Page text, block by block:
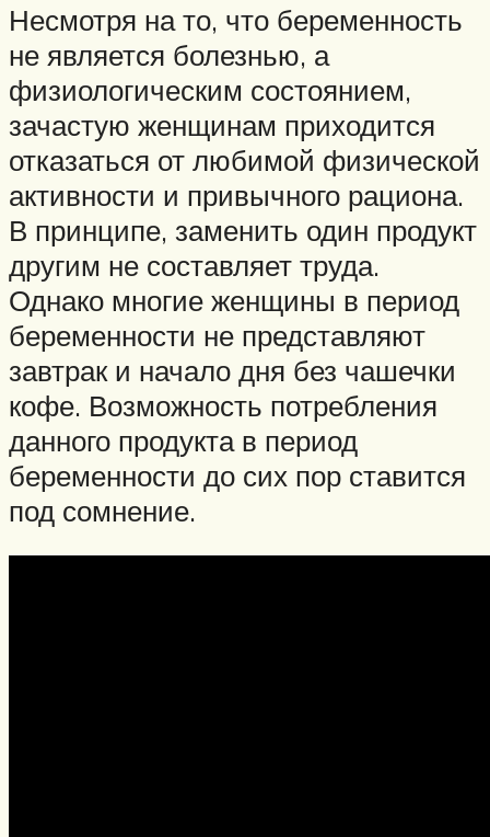
Несмотря на то, что беременность
не является болезнью, а
физиологическим состоянием,
зачастую женщинам приходится
отказаться от любимой физической
активности и привычного рациона.
В принципе, заменить один продукт
другим не составляет труда.
Однако многие женщины в период
беременности не представляют
завтрак и начало дня без чашечки
кофе. Возможность потребления
данного продукта в период
беременности до сих пор ставится
под сомнение.